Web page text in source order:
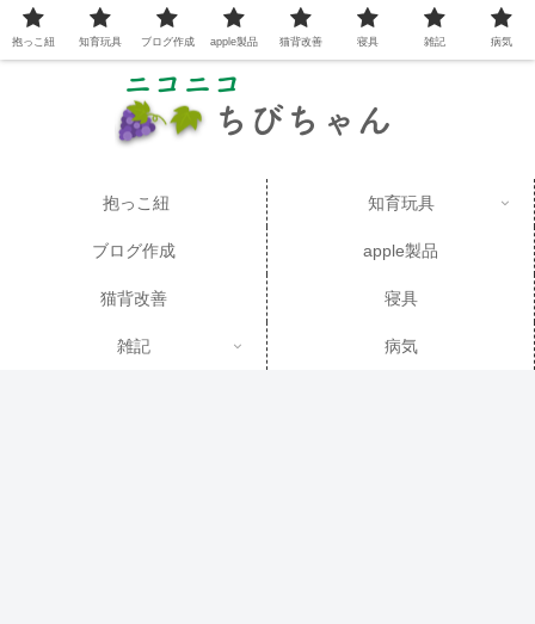
抱っこ紐 知育玩具
ブログ作成 apple製品
猫背改善 寝具
雑記 病気
抱っこ紐 知育玩具 ブログ作成 apple製品 猫背改善 寝具 雑記 病気